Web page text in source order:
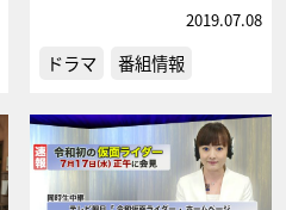
2019.07.08
ドラマ 番組情報